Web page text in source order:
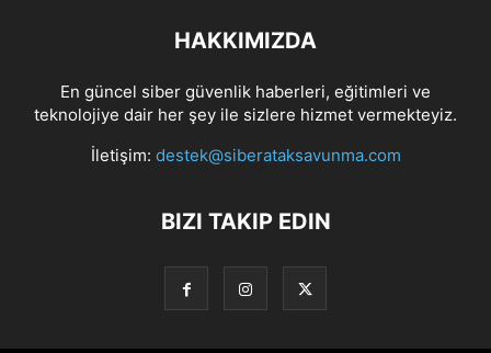
HAKKIMIZDA
En güncel siber güvenlik haberleri, eğitimleri ve
teknolojiye dair her şey ile sizlere hizmet vermekteyiz.
İletişim: destek@siberataksavunma.com
BIZI TAKIP EDIN